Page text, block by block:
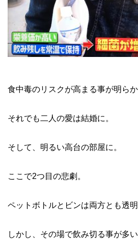
食中毒のリスクが高まる事が明らか
それでも二人の愛は結婚に。
そして、明るい高台の部屋に。
ここで2つ目の悲劇。
ペットボトルとビンは両方とも透明
しかし、その場で飲み切る事が多